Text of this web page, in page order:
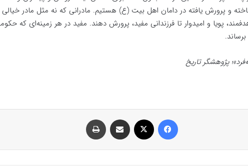
و پرورش یافته در دامان اهل‌ بیت (ع) هستیم. مادرانی که نه مثل مادر خیالی
پویا و امیدوار تا فرزندانی مفید، پرورش دهند. مفید در هر زمینه‌ای که
پژوهشگر تاریخ
فیسبوک ایکس اشتراک گذاری با ایمیل